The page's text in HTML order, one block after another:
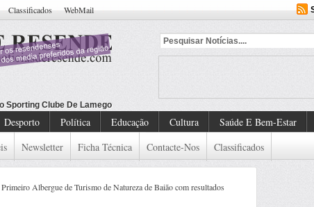
Classificados WebMail
Sporting Clube De Lamego
Desporto Política Educação Cultura Saúde E Bem-Estar
Newsletter Ficha Técnica Contacte-Nos Classificados
Albergue de Turismo de Natureza de Baião com resultados